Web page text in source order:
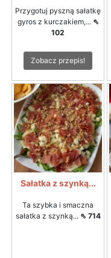
Przygotuj pyszną sałatkę
gyros z kurczakiem,... ⇖
102
Zobacz przepis!
Sałatka z szynką...
Ta szybka i smaczna
sałatka z szynką... ⇖ 714